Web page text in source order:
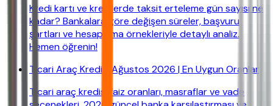
Kredi kartı ve kredilerde taksit erteleme gün sayısı ne
kadar? Bankalara göre değişen süreler, başvuru
şartları ve hesaplama örnekleriyle detaylı analiz.
Hemen öğrenin!
Ticari Araç Kredisi Ağustos 2026 | En Uygun Oranlar
Ticari araç kredisi faiz oranları, masraflar ve vade